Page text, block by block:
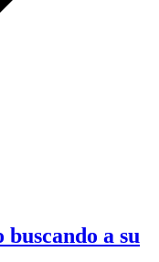
a su